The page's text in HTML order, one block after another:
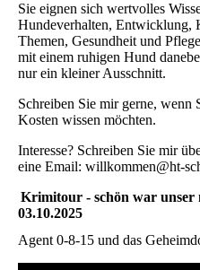
Sie eignen sich wertvolles
Hundeverhalten, Entwicklung,
Themen, Gesundheit und
mit einem ruhigen Hund
nur ein kleiner Ausschnitt.
Schreiben Sie mir gerne, wenn
Kosten wissen möchten.
Interesse? Schreiben Sie mir
eine Email: willkommen@ht-
Krimitour - schön war unser
03.10.2025
Agent 0-8-15 und das